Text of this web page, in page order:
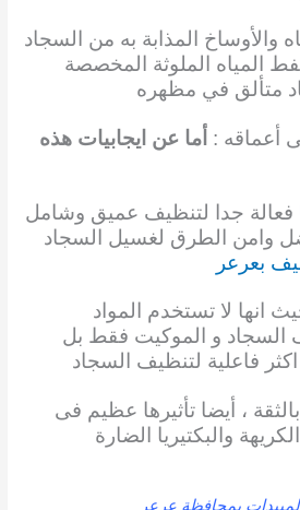
والأوساخ المذابة به من السجاد
المياه الملوثة المخصصة
متألق في مظهره
أعماقه : أما عن ايجابيات هذه
فعالة جدا لتنظيف عميق وشامل
وامن الطرق لغسيل السجاد
بعرعر
حيث انها لا تستخدم المواد
السجاد و الموكيت فقط بل
فاعلية لتنظيف السجاد
، أيضا تأثيرها عظيم فى
والبكتيريا الضارة
بمحافظة عرعر